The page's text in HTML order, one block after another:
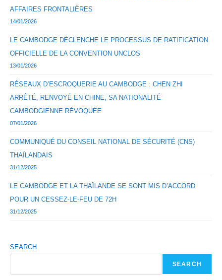
AFFAIRES FRONTALIÈRES
14/01/2026
LE CAMBODGE DÉCLENCHE LE PROCESSUS DE RATIFICATION
OFFICIELLE DE LA CONVENTION UNCLOS
13/01/2026
RÉSEAUX D’ESCROQUERIE AU CAMBODGE : CHEN ZHI
ARRÊTÉ, RENVOYÉ EN CHINE, SA NATIONALITÉ
CAMBODGIENNE RÉVOQUÉE
07/01/2026
COMMUNIQUÉ DU CONSEIL NATIONAL DE SÉCURITÉ (CNS)
THAÏLANDAIS
31/12/2025
LE CAMBODGE ET LA THAÏLANDE SE SONT MIS D’ACCORD
POUR UN CESSEZ-LE-FEU DE 72H
31/12/2025
SEARCH
SEARCH